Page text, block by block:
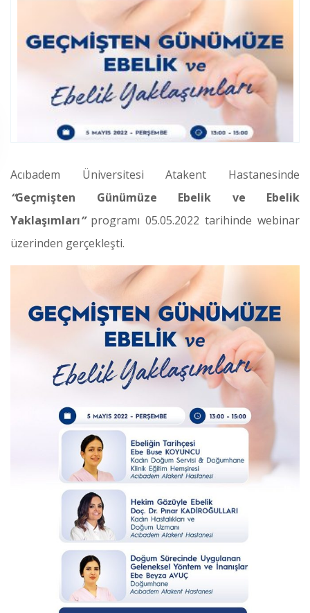
Acıbadem Üniversitesi Atakent Hastanesinde
“Geçmişten Günümüze Ebelik ve Ebelik
Yaklaşımları”programı 05.05.2022 tarihinde webinar
üzerinden gerçekleşti.